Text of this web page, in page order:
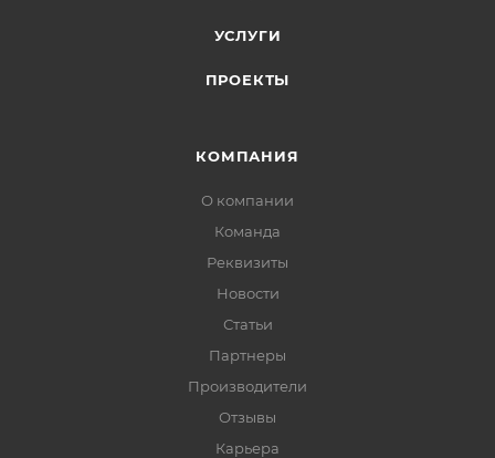
УСЛУГИ
ПРОЕКТЫ
КОМПАНИЯ
О компании
Команда
Реквизиты
Новости
Статьи
Партнеры
Производители
Отзывы
Карьера